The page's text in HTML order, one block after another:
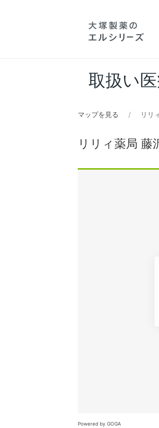
取扱い
マップを見る リリ
リリィ薬局 藤
Powered by GOGA